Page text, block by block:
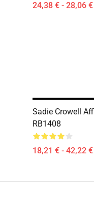
24,38 € - 28,06 €
Sadie Crowell
RB1408
18,21 € - 42,22 €